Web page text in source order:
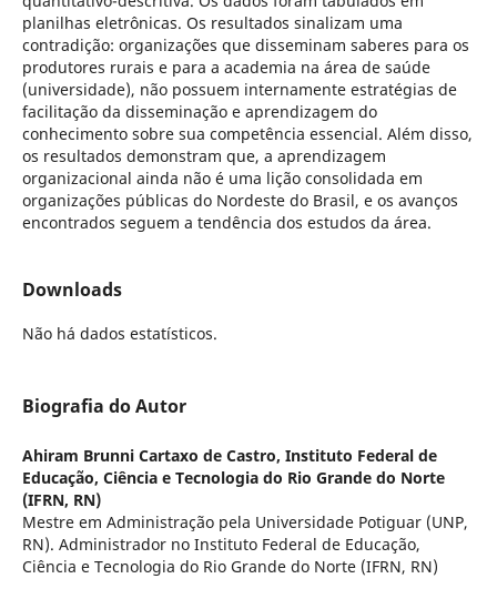
planilhas eletrônicas. Os resultados sinalizam uma
contradição: organizações que disseminam saberes para os
produtores rurais e para a academia na área de saúde
(universidade), não possuem internamente estratégias de
facilitação da disseminação e aprendizagem do
conhecimento sobre sua competência essencial. Além disso,
os resultados demonstram que, a aprendizagem
organizacional ainda não é uma lição consolidada em
organizações públicas do Nordeste do Brasil, e os avanços
encontrados seguem a tendência dos estudos da área.
Downloads
Não há dados estatísticos.
Biografia do Autor
Ahiram Brunni Cartaxo de Castro, Instituto Federal de
Educação, Ciência e Tecnologia do Rio Grande do Norte
(IFRN, RN)
Mestre em Administração pela Universidade Potiguar (UNP,
RN). Administrador no Instituto Federal de Educação,
Ciência e Tecnologia do Rio Grande do Norte (IFRN, RN)